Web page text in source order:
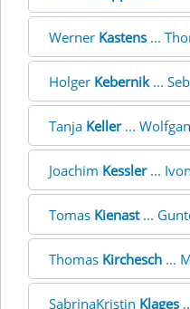
Werner Kastens ...
Holger Kebernik...
Tanja Keller...
Joachim Kessler...
Tomas Kienast...
Thomas Kirchesch ...
SabrinaKristin Klages